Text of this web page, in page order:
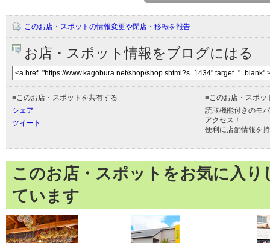
このお店・スポットの情報変更や閉店・移転を報告
お店・スポット情報をブログにはる
■このお店・スポットを共有する
シェア
ツイート
■このお店・スポッ
読取機能付きのモ
アクセス！
便利に店舗情報を
このお店・スポットをお気に入
ています